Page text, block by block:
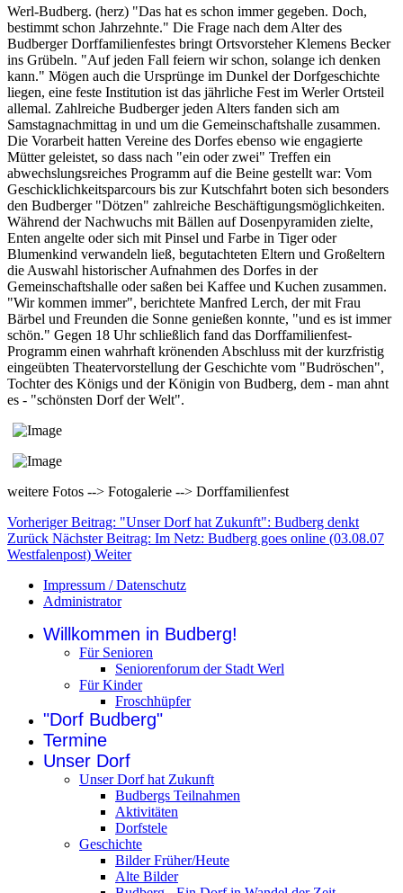
Werl-Budberg. (herz) "Das hat es schon immer gegeben. Doch,
bestimmt schon Jahrzehnte." Die Frage nach dem Alter des
Budberger Dorffamilienfestes bringt Ortsvorsteher Klemens Becker
ins Grübeln. "Auf jeden Fall feiern wir schon, solange ich denken
kann." Mögen auch die Ursprünge im Dunkel der Dorfgeschichte
liegen, eine feste Institution ist das jährliche Fest im Werler Ortsteil
allemal. Zahlreiche Budberger jeden Alters fanden sich am
Samstagnachmittag in und um die Gemeinschaftshalle zusammen.
Die Vorarbeit hatten Vereine des Dorfes ebenso wie engagierte
Mütter geleistet, so dass nach "ein oder zwei" Treffen ein
abwechslungsreiches Programm auf die Beine gestellt war: Vom
Geschicklichkeitsparcours bis zur Kutschfahrt boten sich besonders
den Budberger "Dötzen" zahlreiche Beschäftigungsmöglichkeiten.
Während der Nachwuchs mit Bällen auf Dosenpyramiden zielte,
Enten angelte oder sich mit Pinsel und Farbe in Tiger oder
Blumenkind verwandeln ließ, begutachteten Eltern und Großeltern
die Auswahl historischer Aufnahmen des Dorfes in der
Gemeinschaftshalle oder saßen bei Kaffee und Kuchen zusammen.
"Wir kommen immer", berichtete Manfred Lerch, der mit Frau
Bärbel und Freunden die Sonne genießen konnte, "und es ist immer
schön." Gegen 18 Uhr schließlich fand das Dorffamilienfest-
Programm einen wahrhaft krönenden Abschluss mit der kurzfristig
eingeübten Theatervorstellung der Geschichte vom "Budröschen",
Tochter des Königs und der Königin von Budberg, dem - man ahnt
es - "schönsten Dorf der Welt".
weitere Fotos --> Fotogalerie --> Dorffamilienfest
Vorheriger Beitrag: "Unser Dorf hat Zukunft": Budberg denkt
Zurück Nächster Beitrag: Im Netz: Budberg goes online (03.08.07
Westfalenpost) Weiter
Impressum / Datenschutz
Administrator
Willkommen in Budberg!
Für Senioren
Seniorenforum der Stadt Werl
Für Kinder
Froschhüpfer
"Dorf Budberg"
Termine
Unser Dorf
Unser Dorf hat Zukunft
Budbergs Teilnahmen
Aktivitäten
Dorfstele
Geschichte
Bilder Früher/Heute
Alte Bilder